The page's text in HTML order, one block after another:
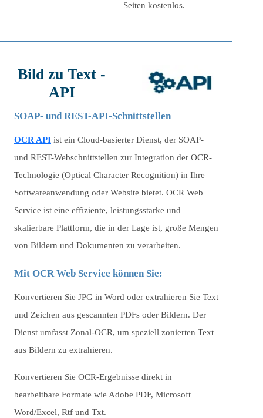
Seiten kostenlos.
Bild zu Text -
API
SOAP- und REST-API-Schnittstellen
OCR API ist ein Cloud-basierter Dienst, der SOAP-
und REST-Webschnittstellen zur Integration der OCR-
Technologie (Optical Character Recognition) in Ihre
Softwareanwendung oder Website bietet. OCR Web
Service ist eine effiziente, leistungsstarke und
skalierbare Plattform, die in der Lage ist, große Mengen
von Bildern und Dokumenten zu verarbeiten.
Mit OCR Web Service können Sie:
Konvertieren Sie JPG in Word oder extrahieren Sie Text
und Zeichen aus gescannten PDFs oder Bildern. Der
Dienst umfasst Zonal-OCR, um speziell zonierten Text
aus Bildern zu extrahieren.
Konvertieren Sie OCR-Ergebnisse direkt in
bearbeitbare Formate wie Adobe PDF, Microsoft
Word/Excel, Rtf und Txt.